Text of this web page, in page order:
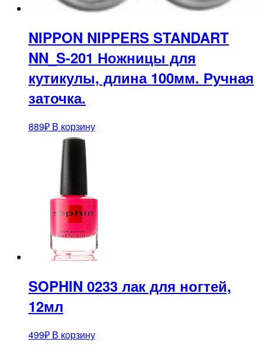
NIPPON NIPPERS STANDART
NN_S-201 Ножницы для
кутикулы, длина 100мм. Ручная
заточка.
889₽ В корзину
SOPHIN 0233 лак для ногтей,
12мл
499₽ В корзину